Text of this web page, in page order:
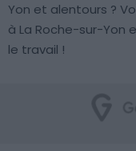
Yon et alentours ?
à La Roche-sur-Yon
le travail !